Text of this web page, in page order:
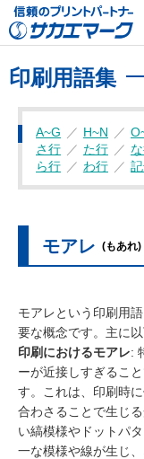
印刷用語集
A~G H~N
さ行
た行
ら行
わ行
モアレ (もあれ)
モアレという印刷用
要な概念です。主に
印刷におけるモアレ:
ーが近接しすぎるこ
す。これは、印刷時
合わさることで生じ
い縞模様やドットパ
一な模様や線が生じ